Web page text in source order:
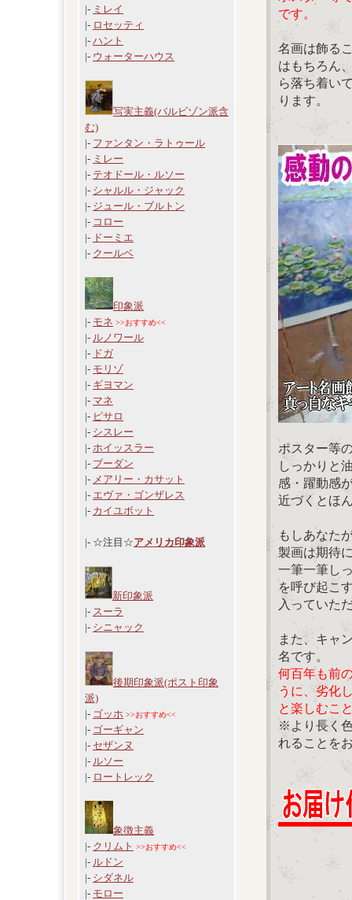
|- ミレイ
|- ロセッティ
|- ハント
|- ウォーターハウス
写実主義(バルビゾン派含
む)
|- ファンタン・ラトゥール
|- ミレー
|- テオドール・ルソー
|- シャルル・ジャック
|- ジュール・ブルトン
|- コロー
|- ドーミエ
|- クールベ
印象派
|- モネ >>おすすめ<<
|- ルノワール
|- ドガ
|- モリゾ
|- ギヨマン
|- マネ
|- ピサロ
|- シスレー
|- ホイッスラー
|- ブーダン
|- メアリー・カサット
|- エヴァ・ゴンザレス
|- カイユボット
|- ☆注目☆アメリカ印象派
新印象派
|- スーラ
|- シニャック
後期印象派(ポスト印象
派)
|- ゴッホ >>おすすめ<<
|- ゴーギャン
|- セザンヌ
|- ルソー
|- ロートレック
象徴主義
|- クリムト >>おすすめ<<
|- ルドン
|- シダネル
|- モロー
です。
名画は飾る
はもちろん
ら落ち着い
ります。
ポスター等
しっかりと
感・躍動感
近づくとほ
もしあなた
製画は期待
一筆一筆し
を呼び起こ
入っていた
また、キャ
名です。
何百年も前
うに、劣化
と楽しむこ
※より長く
れることを